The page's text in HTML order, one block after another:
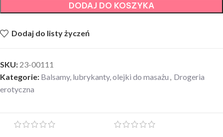
DODAJ DO KOSZYKA
Dodaj do listy życzeń
SKU: 23-00111
Kategorie: Balsamy, lubrykanty, olejki do masażu
Drogeria
erotyczna